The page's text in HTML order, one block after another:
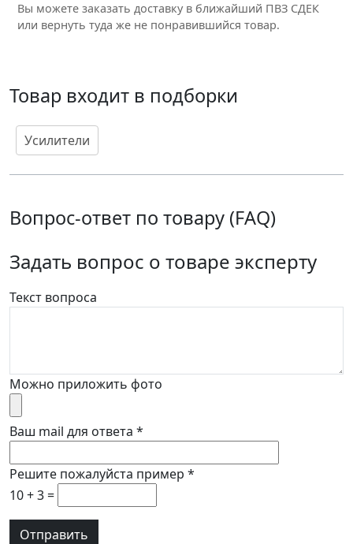
Вы можете заказать доставку в ближайший ПВЗ СДЕК
или вернуть туда же не понравившийся товар.
Товар входит в подборки
Усилители
Вопрос-ответ по товару (FAQ)
Задать вопрос о товаре эксперту
Текст вопроса
Можно приложить фото
Ваш mail для ответа *
Решите пожалуйста пример *
10 + 3 =